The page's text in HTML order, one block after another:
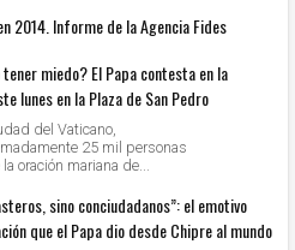
2014. Informe de la Agencia Fides
miedo? El Papa contesta en la
lunes en la Plaza de San Pedro
del Vaticano,
25 mil personas
oración mariana de...
sino conciudadanos”: el emotivo
que el Papa dio desde Chipre al mundo